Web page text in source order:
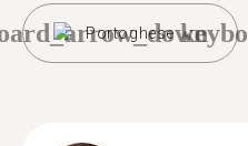
Portoghese